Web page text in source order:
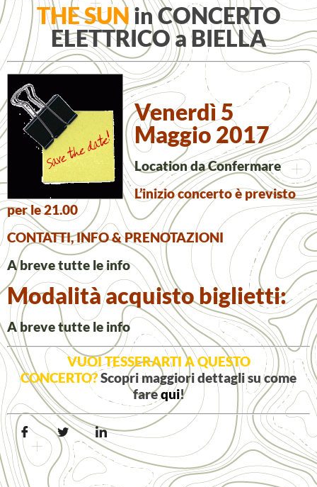
THE SUNin CONCERTO
ELETTRICO a BIELLA
Venerdì 5
Maggio 2017
Location da Confermare
L’inizio concerto è previsto
per le 21.00
CONTATTI, INFO & PRENOTAZIONI
A breve tutte le info
Modalità acquisto biglietti:
A breve tutte le info
VUOI TESSERARTI A QUESTO
CONCERTO?Scopri maggiori dettagli su come
farequi!